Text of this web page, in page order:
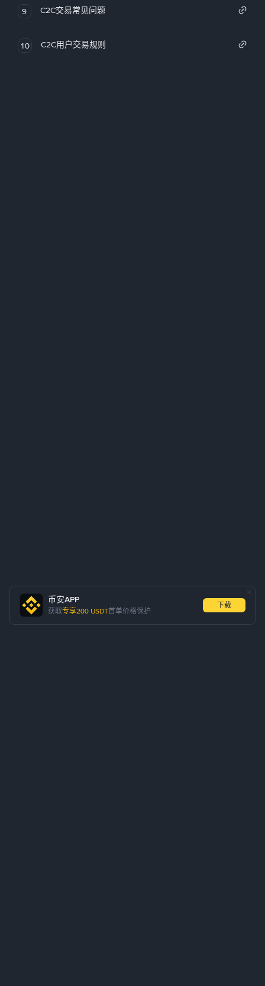
币安APP
获取专享200 USDT首单价格保护
下载
9 C2C交易常见问题
10 C2C用户交易规则